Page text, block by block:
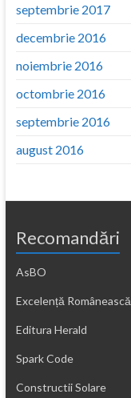
septembrie 2017
decembrie 2016
noiembrie 2016
octombrie 2016
septembrie 2016
august 2016
Recomandări
AsBO
Excelență Românească
Editura Herald
Spark Code
Constructii Solare